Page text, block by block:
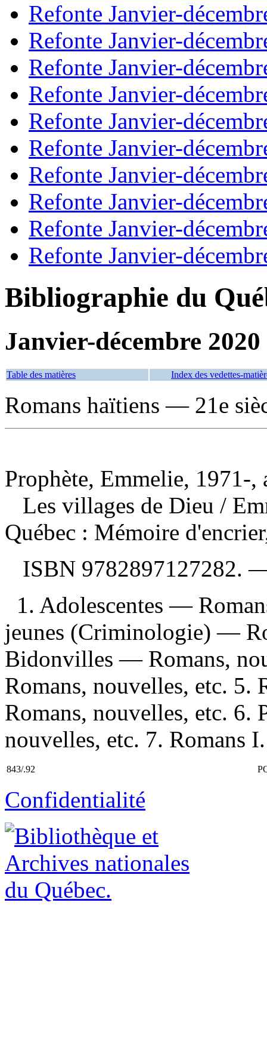
Refonte Janvier-
Refonte Janvier-
Refonte Janvier-
Refonte Janvier-
Refonte Janvier-
Refonte Janvier-
Refonte Janvier-
Refonte Janvier-
Refonte Janvier-
Refonte Janvier-
Bibliographie du
Janvier-décembre 2020
Table des matières Index des vedettes-
Romans haïtiens — 21e
Prophète, Emmelie, 1971-,
Les villages de Dieu /
Québec : Mémoire
ISBN 9782897127282.
1. Adolescentes —
jeunes (Criminologie) —
Bidonvilles — Romans,
Romans, nouvelles, etc.
Romans, nouvelles, etc.
nouvelles, etc. 7. Romans
843/.92
Confidentialité